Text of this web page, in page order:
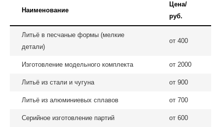
Наименование
Цена/
руб.
Литьё в песчаные формы (мелкие
детали)
от 400
Изготовление модельного комплекта от 2000
Литьё из стали и чугуна от 900
Литьё из алюминиевых сплавов от 700
Серийное изготовление партий от 600